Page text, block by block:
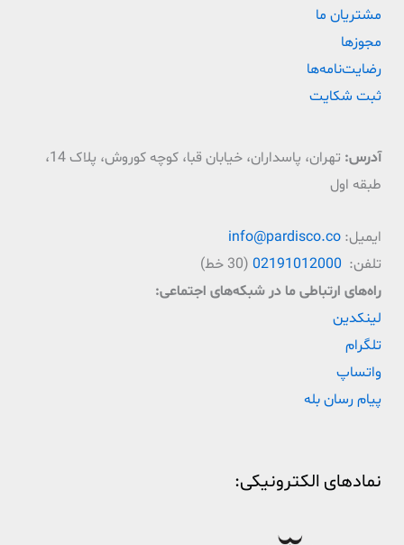
مشتریان ما
مجوزها
رضایت‌نامه‌ها
ثبت شکایت
آدرس:
تهران، پاسداران، خیابان قبا، کوچه کوروش، پلاک 14،
طبقه اول
ایمیل: info@pardisco.co
تلفن: 02191012000 (30 خط)
راه‌‌های ارتباطی ما در شبکه‌های اجتماعی:
لینکدین
تلگرام
واتساپ
پیام رسان بله
نمادهای الکترونیکی: